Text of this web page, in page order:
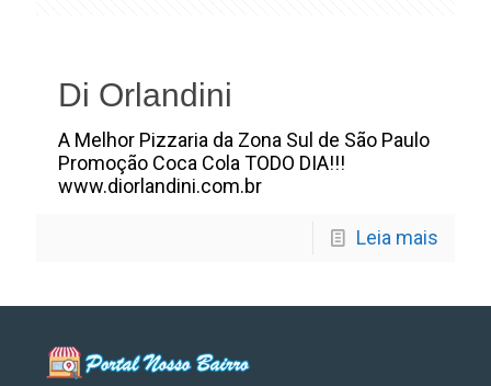
Di Orlandini
A Melhor Pizzaria da Zona Sul de São Paulo
Promoção Coca Cola TODO DIA!!!
www.diorlandini.com.br
Leia mais